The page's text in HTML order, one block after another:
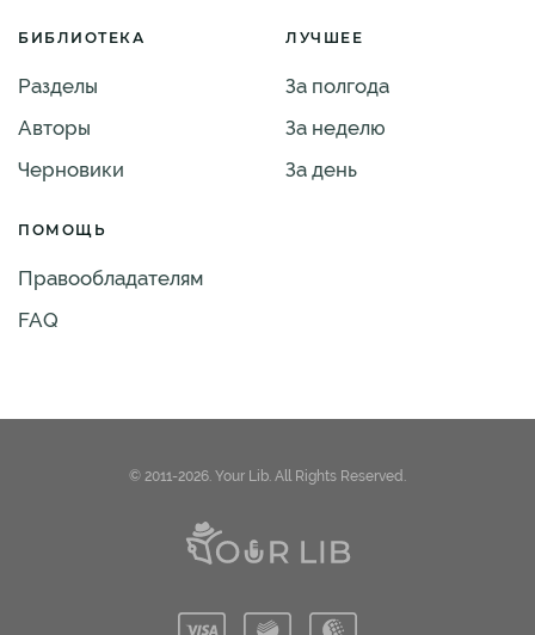
БИБЛИОТЕКА
Разделы
Авторы
Черновики
ЛУЧШЕЕ
За полгода
За неделю
За день
ПОМОЩЬ
Правообладателям
FAQ
© 2011-2026. Your Lib. All Rights Reserved.